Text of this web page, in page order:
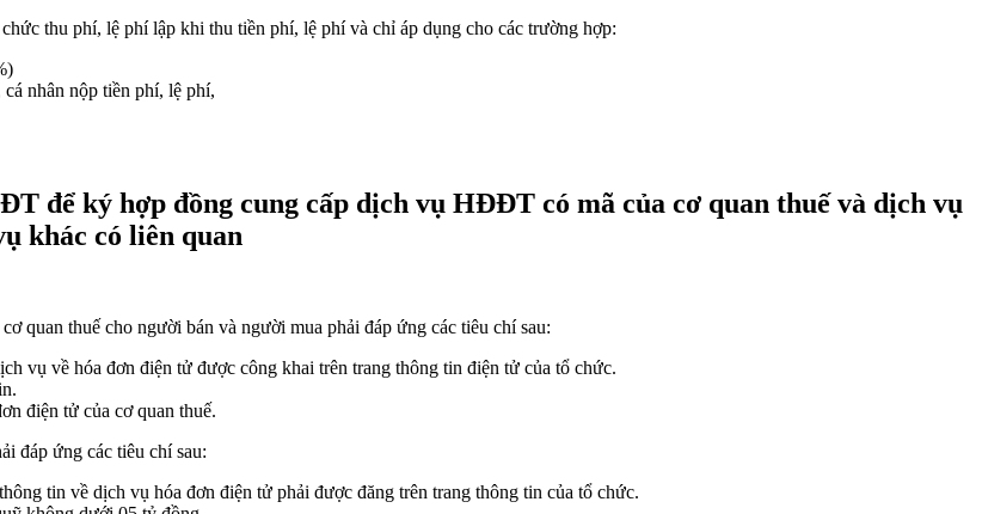
thu phí, lệ phí lập khi thu tiền phí, lệ phí và chỉ áp dụng cho các trường hợp:
nhân nộp tiền phí, lệ phí,
để ký hợp đồng cung cấp dịch vụ HĐĐT có mã của cơ quan thuế và dịch vụ
khác có liên quan
quan thuế cho người bán và người mua phải đáp ứng các tiêu chí sau:
vụ về hóa đơn điện tử được công khai trên trang thông tin điện tử của tổ chức.
điện tử của cơ quan thuế.
đáp ứng các tiêu chí sau:
tin về dịch vụ hóa đơn điện tử phải được đăng trên trang thông tin của tổ chức.